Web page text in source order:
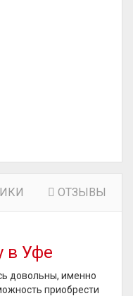
ОТЗЫВЫ
в Уфе
довольны, именно
приобрести